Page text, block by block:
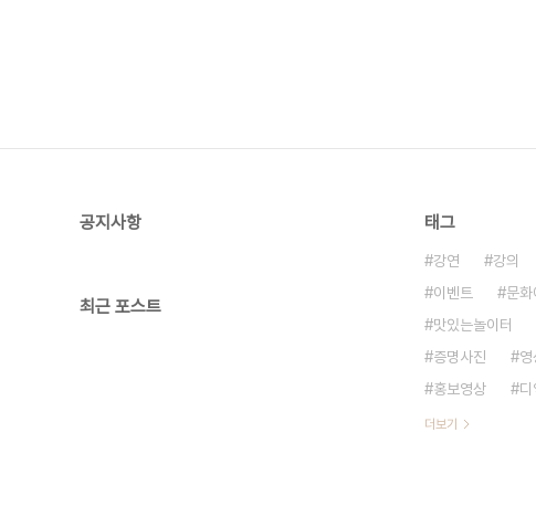
공지사항
최근 포스트
태그
강연 강의
이벤트
문화
맛있는놀이터
증명사진
영
홍보영상
디
더보기